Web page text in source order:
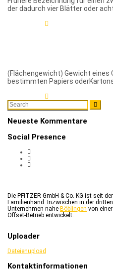
der dadurch vier Blätter oder
(Flächengewicht) Gewicht eines
bestimmten Papiers
Search
for:
Neueste Kommentare
Social Presence
Die PFITZER GmbH & Co. KG ist seit
Familienhand. Inzwischen in der
Unternehmen nahe Böblingen von
Offset-Betrieb entwickelt.
Uploader
Dateienupload
Kontaktinformationen